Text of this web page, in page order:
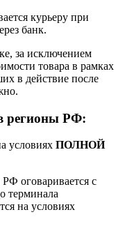
курьеру при
банк.
за исключением
товара в рамках
в действие после
регионы РФ:
условиях ПОЛНОЙ
оговаривается с
терминала
на условиях